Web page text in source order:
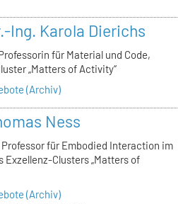
Ing. Karola Dierichs
für Material und Code,
„Matters of Activity“
(Archiv)
Ness
für Embodied Interaction im
Exzellenz-Clusters „Matters of
(Archiv)